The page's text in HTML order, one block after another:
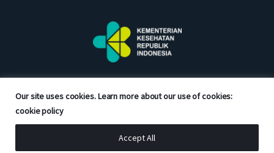
Our site uses cookies. Learn more about our use of cookies:
cookie policy
Accept All
Copyright © 2026 Good Doctor. All rights reserved.